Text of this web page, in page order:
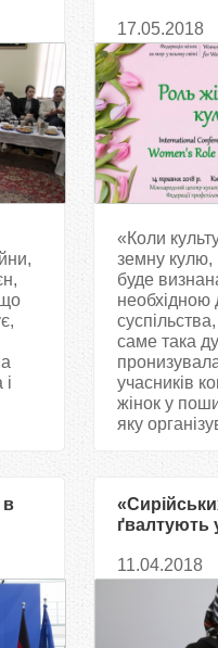
що
миру»
17.05.2018
«Коли
земну кулю,
буде
необхідною
саме така
учасників
жінок у
яку
в
ґвалтують
— Налан
11.04.2018